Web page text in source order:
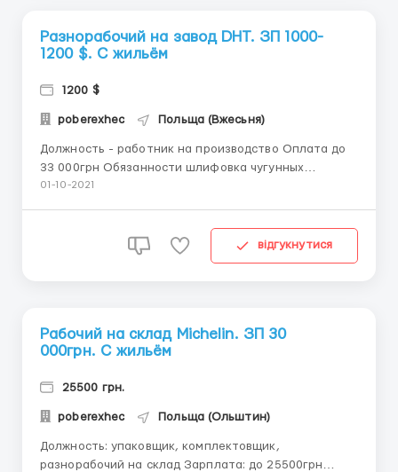
Разнорабочий на завод DHT. ЗП 1000-
1200 $. С жильём
1200 $
poberexhec Польща (Вжесьня)
Должность - работник на производство Оплата до
33 000грн Обязанности шлифовка чугунных
деталей, упаковка, маркеровка Требования мужчины
специализируется на обработке чугуна для
изготовления каминов и камин...
01-10-2021
відгукнутися
Рабочий на склад Michelin. ЗП 30
000грн. С жильём
25500 грн.
poberexhec Польща (Ольштин)
Должность: упаковщик, комплектовщик,
разнорабочий на склад Зарплата: до 25500грн